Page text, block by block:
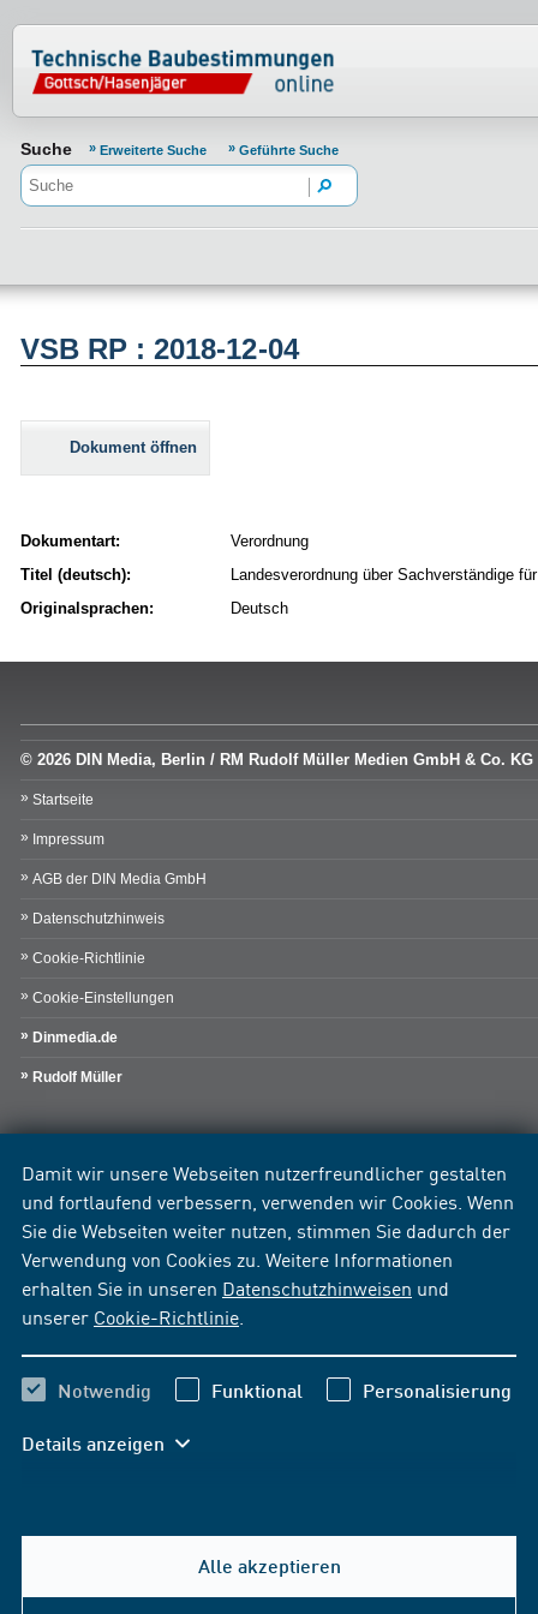
Damit wir unsere Webseiten nutzerfreundlicher gestalten
und fortlaufend verbessern, verwenden wir Cookies. Wenn
Sie die Webseiten weiter nutzen, stimmen Sie dadurch der
Verwendung von Cookies zu. Weitere Informationen
erhalten Sie in unseren Datenschutzhinweisen und
unserer Cookie-Richtlinie
Notwendig Funktional Personalisierung
Details anzeigen
Alle akzeptieren
Normenportal Barrierefreiheit
Suche Erweiterte Suche Geführte Suche
VSB RP : 2018-12-04
Dokument öffnen
Dokumentart:
Verordnung
Titel (deutsch):
Landesverordnung über Sachverständige
Originalsprachen:
Deutsch
© 2026 DIN Media, Berlin / RM Rudolf Müller Medien GmbH & Co. KG
Startseite
Impressum
AGB der DIN Media GmbH
Datenschutzhinweis
Cookie-Richtlinie
Cookie-Einstellungen
Dinmedia.de
Rudolf Müller
Hilfe & Kontakt